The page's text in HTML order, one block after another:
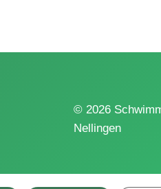
© 2026
Nellingen